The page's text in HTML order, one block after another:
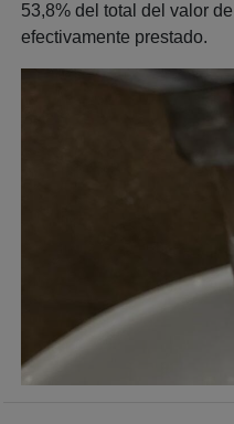
53,8% del total del valor
efectivamente prestado.